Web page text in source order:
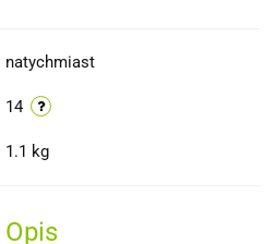
natychmiast
14
1.1 kg
Opis